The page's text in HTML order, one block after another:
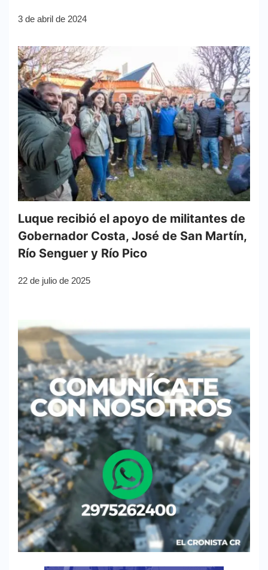
3 de abril de 2024
Luque recibió el apoyo de militantes de
Gobernador Costa, José de San Martín,
Río Senguer y Río Pico
22 de julio de 2025